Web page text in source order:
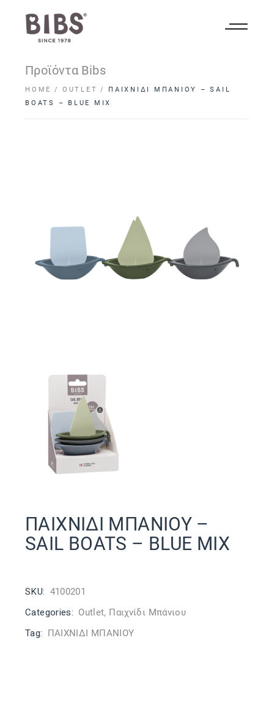
Προϊόντα Bibs
HOME OUTLET
ΠΑΙΧΝΙΔΙ ΜΠΑΝΙΟΥ – SAIL
BOATS – BLUE MIX
ΠΑΙΧΝΙΔΙ ΜΠΑΝΙΟΥ –
SAIL BOATS – BLUE MIX
SKU: 4100201
Categories: Outlet, Παιχνίδι Μπάνιου
Tag: ΠΑΙΧΝΙΔΙ ΜΠΑΝΙΟΥ